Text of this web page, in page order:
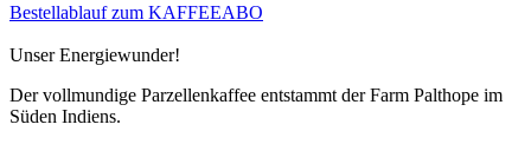
Bestellablauf zum KAFFEEABO
Unser Energiewunder!
Der vollmundige Parzellenkaffee entstammt der Farm Palthope im
Süden Indiens.